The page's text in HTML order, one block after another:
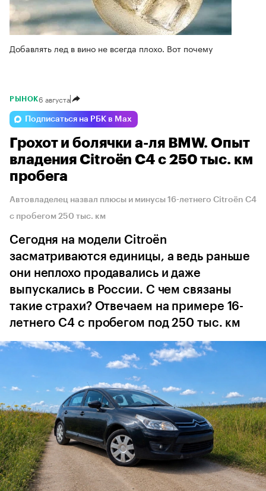
Добавлять лед в вино не всегда плохо. Вот почему
РЫНОК6 августа
Подписаться на РБК в Max
Грохот и болячки а-ля BMW. Опыт
владения Citroёn C4 с 250 тыс. км
пробега
Автовладелец назвал плюсы и минусы 16-летнего Citroёn C4
с пробегом 250 тыс. км
Сегодня на модели Citroёn
засматриваются единицы, а ведь раньше
они неплохо продавались и даже
выпускались в России. С чем связаны
такие страхи? Отвечаем на примере 16-
летнего C4 с пробегом под 250 тыс. км